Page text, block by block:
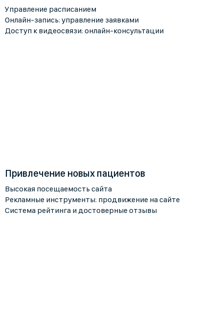
Управление расписанием
Онлайн-запись: управление заявками
Доступ к видеосвязи: онлайн-консультации
Привлечение новых пациентов
Высокая посещаемость сайта
Рекламные инструменты: продвижение на сайте
Система рейтинга и достоверные отзывы